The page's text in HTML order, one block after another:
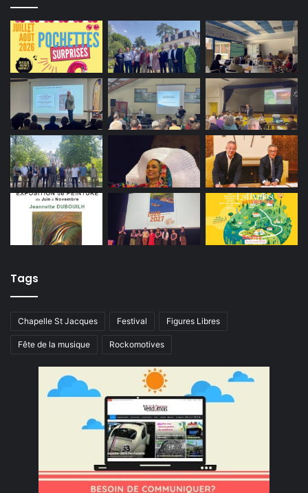
Tags
Chapelle St Jacques Festival Figures Libres
Fête de la musique Rockomotives